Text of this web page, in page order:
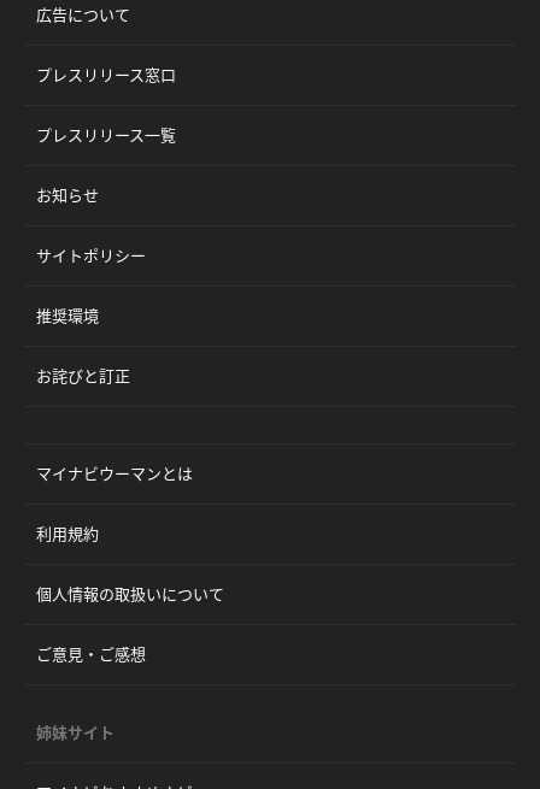
広告について
プレスリリース窓口
プレスリリース一覧
お知らせ
サイトポリシー
推奨環境
お詫びと訂正
マイナビウーマンとは
利用規約
個人情報の取扱いについて
ご意見・ご感想
姉妹サイト